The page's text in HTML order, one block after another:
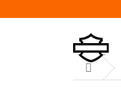
na
Domů